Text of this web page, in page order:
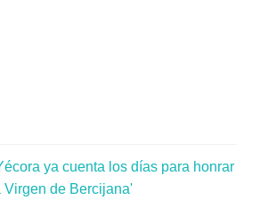
ya cuenta los días para honrar
Virgen de Bercijana'